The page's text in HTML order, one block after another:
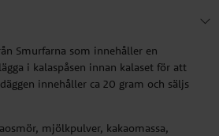
Smurfarna som innehåller en
i kalaspåsen innan kalaset för att
innehåller ca 20 gram och säljs
mjölkpulver, kakaomassa,